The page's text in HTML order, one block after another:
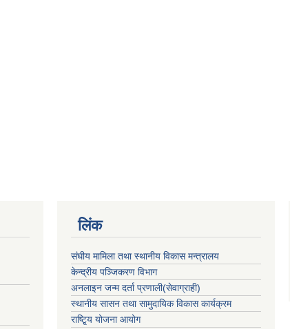
लिंक
संघीय मामिला तथा स्थानीय विकास मन्त्रालय
केन्द्रीय पञ्जिकरण विभाग
अनलाइन जन्म दर्ता प्रणाली(सेवाग्राही)
स्थानीय सासन तथा सामुदायिक विकास कार्यक्रम
राष्टि्ृय योजना आयोग